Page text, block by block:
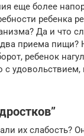
еще более
ребенка
Да и что
приема пищи?
ребенок
с
их слабость?